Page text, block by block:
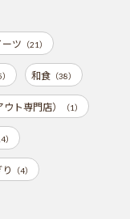
ーツ （21）
和食（38）
ト専門店） （1）
）
（4）